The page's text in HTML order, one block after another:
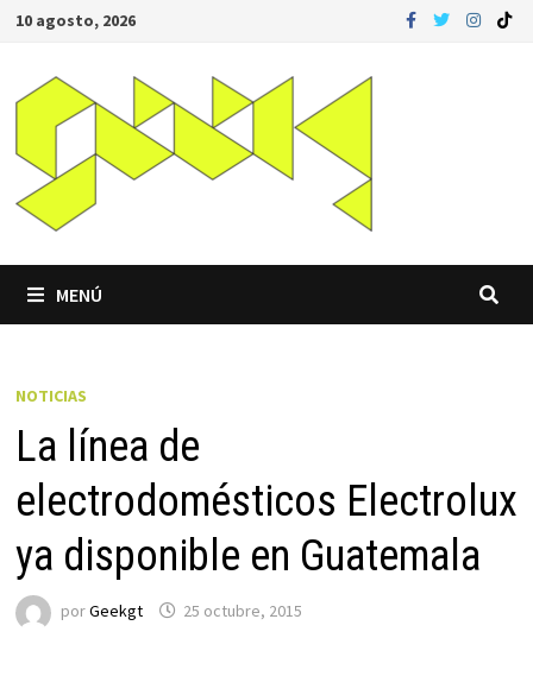
Saltar
contenido
10 agosto, 2026
MENÚ
NOTICIAS
La línea de
electrodomésticos Electrolux
ya disponible en Guatemala
porGeekgt 25 octubre, 2015